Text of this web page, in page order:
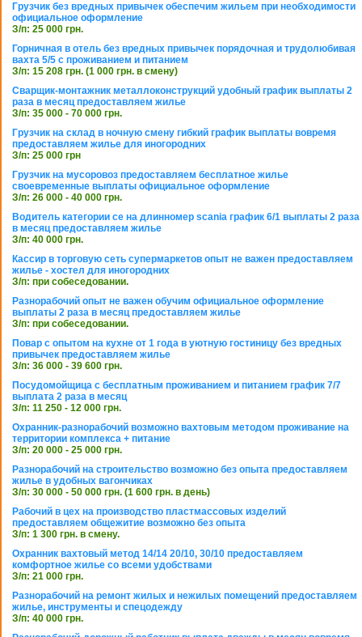
Грузчик без вредных привычек обеспечим жильем при необходимости
официальное оформление
З/п: 25 000 грн.
Горничная в отель без вредных привычек порядочная и трудолюбивая
вахта 5/5 с проживанием и питанием
З/п: 15 208 грн. (1 000 грн. в смену)
Сварщик-монтажник металлоконструкций удобный график выплаты 2
раза в месяц предоставляем жилье
З/п: 35 000 - 70 000 грн.
Грузчик на склад в ночную смену гибкий график выплаты вовремя
предоставляем жилье для иногородних
З/п: 25 000 грн
Грузчик на мусоровоз предоставляем бесплатное жилье
своевременные выплаты официальное оформление
З/п: 26 000 - 40 000 грн.
Водитель категории се на длинномер scania график 6/1 выплаты 2 раза
в месяц предоставляем жилье
З/п: 40 000 грн.
Кассир в торговую сеть супермаркетов опыт не важен предоставляем
жилье - хостел для иногородних
З/п: при собеседовании.
Разнорабочий опыт не важен обучим официальное оформление
выплаты 2 раза в месяц предоставляем жилье
З/п: при собеседовании.
Повар с опытом на кухне от 1 года в уютную гостиницу без вредных
привычек предоставляем жилье
З/п: 36 000 - 39 600 грн.
Посудомойщица с бесплатным проживанием и питанием график 7/7
выплата 2 раза в месяц
З/п: 11 250 - 12 000 грн.
Охранник-разнорабочий возможно вахтовым методом проживание на
территории комплекса + питание
З/п: 20 000 - 25 000 грн.
Разнорабочий на строительство возможно без опыта предоставляем
жилье в удобных вагончиках
З/п: 30 000 - 50 000 грн. (1 600 грн. в день)
Рабочий в цех на производство пластмассовых изделий
предоставляем общежитие возможно без опыта
З/п: 1 300 грн. в смену.
Охранник вахтовый метод 14/14 20/10, 30/10 предоставляем
комфортное жилье со всеми удобствами
З/п: 21 000 грн.
Разнорабочий на ремонт жилых и нежилых помещений предоставляем
жилье, инструменты и спецодежду
З/п: 40 000 грн.